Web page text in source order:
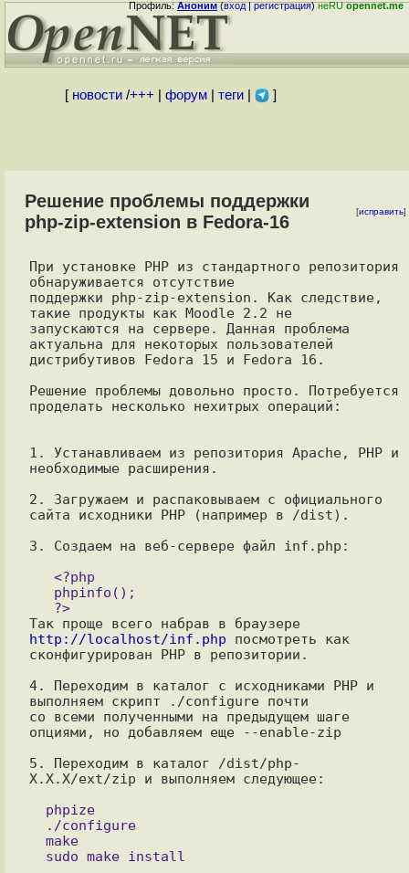
Профиль:Аноним(вход|регистрация)неRUopennet.me
[ новости/+++ форум| теги| ]
Решение проблемы поддержки
php-zip-extension в Fedora-16
[исправить]
При установке PHP из стандартного репозитория
обнаруживается отсутствие
поддержки php-zip-extension. Как следствие,
такие продукты как Moodle 2.2 не
запускаются на сервере. Данная проблема
актуальна для некоторых пользователей
дистрибутивов Fedora 15 и Fedora 16.
Решение проблемы довольно просто. Потребуется
проделать несколько нехитрых операций:
1. Устанавливаем из репозитория Apache, PHP и
необходимые расширения.
2. Загружаем и распаковываем с официального
сайта исходники PHP (например в /dist).
3. Создаем на веб-сервере файл inf.php:
   ?>
Так проще всего набрав в браузере
http://localhost/inf.php посмотреть как
сконфигурирован PHP в репозитории.
4. Переходим в каталог с исходниками PHP и
выполняем скрипт ./configure почти
со всеми полученными на предыдущем шаге
опциями, но добавляем еще --enable-zip
5. Переходим в каталог /dist/php-
X.X.X/ext/zip и выполняем следующее: